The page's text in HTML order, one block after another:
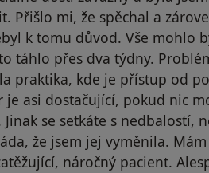
Přišlo mi, že spěchal a
k tomu důvod. Vše mohlo
táhlo přes dva týdny.
praktika, kde je přístup od
je asi dostačující, pokud nic
Jinak se setkáte s nedbalostí,
že jsem jej vyměnila.
náročný pacient.